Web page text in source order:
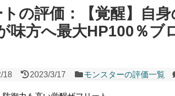
の評価：【覚醒】自身
味方へ最大HP100％ブ
18 2023/3/17 モンスターの評価一覧